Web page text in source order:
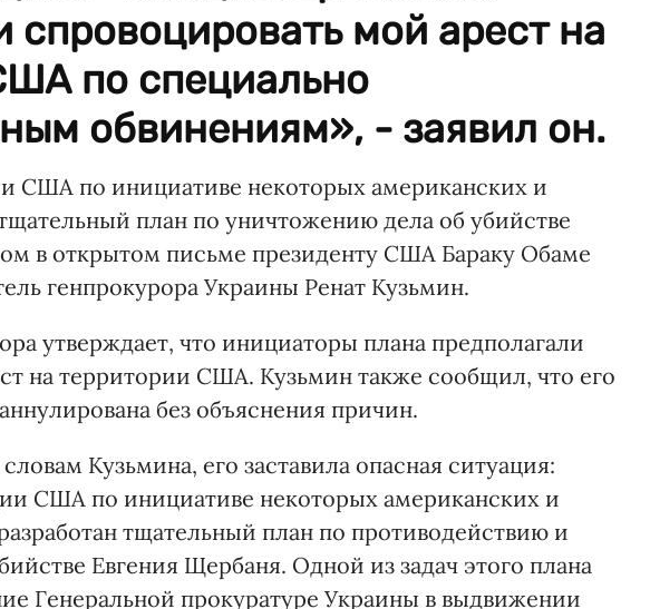
спровоцировать мой арест на
по специально
обвинениям», - заявил он.
США по инициативе некоторых американских и
план по уничтожению дела об убийстве
в открытом письме президенту США Бараку Обаме
генпрокурора Украины Ренат Кузьмин.
утверждает, что инициаторы плана предполагали
на территории США. Кузьмин также сообщил, что его
без объяснения причин.
Кузьмина, его заставила опасная ситуация:
США по инициативе некоторых американских и
тщательный план по противодействию и
Евгения Щербаня. Одной из задач этого плана
Генеральной прокуратуре Украины в выдвижении